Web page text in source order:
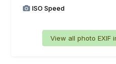
ISO Speed
View all photo EXIF